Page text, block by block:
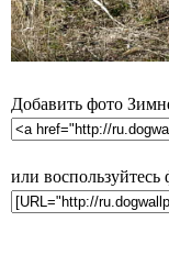
Добавить фото
или